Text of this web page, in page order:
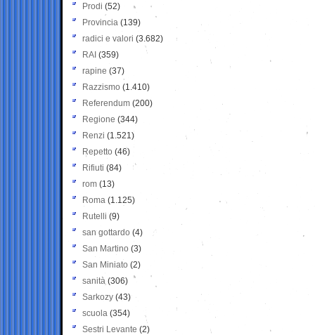
Prodi (52)
Provincia (139)
radici e valori (3.682)
RAI (359)
rapine (37)
Razzismo (1.410)
Referendum (200)
Regione (344)
Renzi (1.521)
Repetto (46)
Rifiuti (84)
rom (13)
Roma (1.125)
Rutelli (9)
san gottardo (4)
San Martino (3)
San Miniato (2)
sanità (306)
Sarkozy (43)
scuola (354)
Sestri Levante (2)